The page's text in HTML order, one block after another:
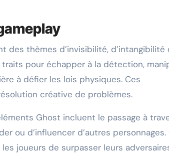
des thèmes d’invisibilité, d’intangibilité
pour échapper à la détection,
à défier les lois physiques. Ces
créative de problèmes.
Ghost incluent le passage à
ou d’influencer d’autres personnages.
joueurs de surpasser leurs